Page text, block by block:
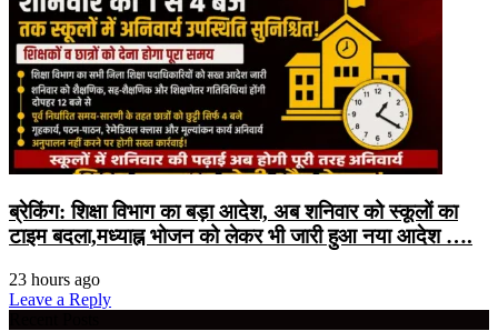
ब्रेकिंग: शिक्षा विभाग का बड़ा आदेश, अब शनिवार को स्कूलों का
टाइम बदला,मध्याह्न भोजन को लेकर भी जारी हुआ नया आदेश ….
23 hours ago
Leave a Reply